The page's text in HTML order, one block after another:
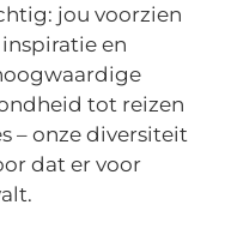
jou voorzien
en
tot reizen
– onze diversiteit
dat er voor